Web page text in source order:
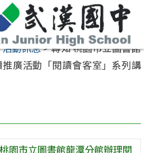
活動訊息>轉知 桃園市立圖書館
廣活動「閱讀會客室」系列講
園市立圖書館龍潭分館辦理閱